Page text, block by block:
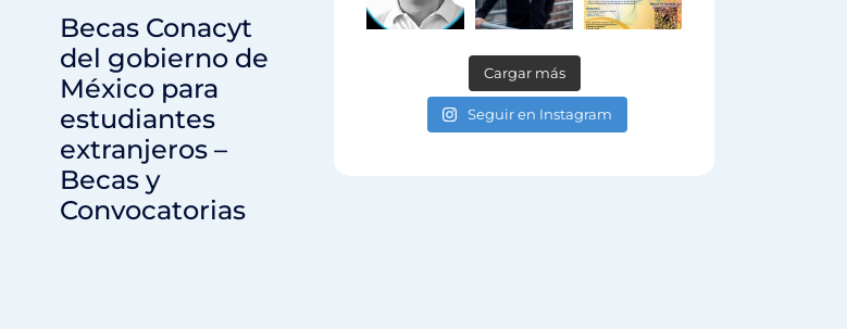
Becas Conacyt
del gobierno de
México para
estudiantes
extranjeros –
Becas y
Convocatorias
Cargar más
Seguir en Instagram